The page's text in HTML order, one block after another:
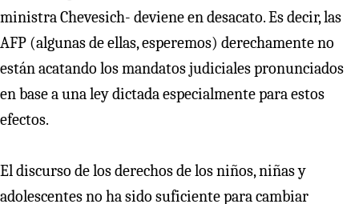
ministra Chevesich- deviene en desacato. Es decir, las
AFP (algunas de ellas, esperemos) derechamente no
están acatando los mandatos judiciales pronunciados
en base a una ley dictada especialmente para estos
efectos.
El discurso de los derechos de los niños, niñas y
adolescentes no ha sido suficiente para cambiar